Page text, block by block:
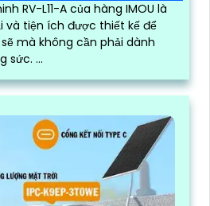
RV-L11-A của hàng IMOU là
và tiện ích được thiết kế để
mà không cần phải dành
sức. ...